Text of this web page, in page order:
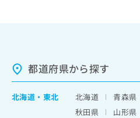
都道府県から探す
北海道 ・ 東北 北海道 青森県
秋田県
山形県